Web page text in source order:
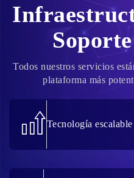
Todos nuestros servicios
plataforma más
Tecnología